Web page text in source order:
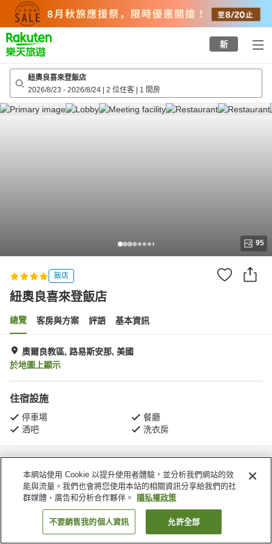
top
page
新
紐奧良喜來登飯店
2026/8/23 - 2026/8/24 | 2 位住客 | 1 間房
95
飯店
紐奧良喜來登飯店
總覽 客房與方案 評語 基本資訊
奧爾良教區, 路易斯安那, 美國
於地圖上顯示
住宿設施
停車場
餐廳
酒吧
洗衣房
首頁 美國 路易斯安那 奧爾良教區 紐奧良喜來登飯店
找客房
本網站使用 Cookie 以提升使用者體驗，並分析我們網站的效
能與流量。我們也會將您使用本站的相關資訊分享給我們的社
群媒體、廣告和分析合作夥伴。
隱私權政策
不要銷售我的個人資訊 允許全部